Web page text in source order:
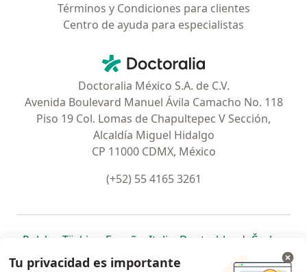
Términos y Condiciones para clientes
Centro de ayuda para especialistas
Doctoralia - Página de inicio
Doctoralia México S.A. de C.V.
Avenida Boulevard Manuel Ávila Camacho No. 118
Piso 19 Col. Lomas de Chapultepec V Sección,
Alcaldía Miguel Hidalgo
CP 11000 CDMX, México
(+52) 55 4165 3261
Polska se abre en una nueva pestaña
Türkiye se abre en una nueva pestaña
España se abre en una nueva pestaña
Italia se abre en una nueva
Deutschlandse abre en
Česko
Portugal
se abre en una nueva pestaña
México se abre en una nueva pestaña
Chile se abre en una nueva pestaña
Brasil se abre en una nueva
se abre en
se
Tu privacidad es importante